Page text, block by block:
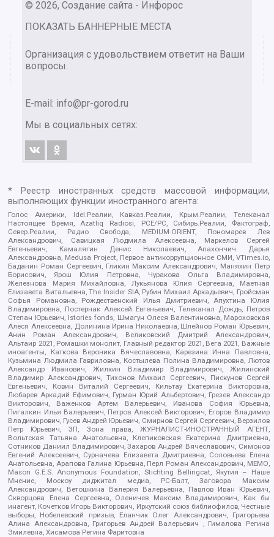
© 2026, Создание сайта - Инфорос
ПОКАЗАТЬ БАННЕРНЫЕ МЕСТА
Организация с удовольствием ответит на Ваши
вопросы.
E-mail: info@pr-gorod.ru
Мы в социальных сетях:
* Реестр иностранных средств массовой информации,
выполняющих функции иностранного агента:
Голос Америки, Idel.Реалии, Кавказ.Реалии, Крым.Реалии, Телеканал
Настоящее Время, Azatliq Radiosi, PCE/PC, Сибирь.Реалии, Фактограф,
Север.Реалии, Радио Свобода, MEDIUM-ORIENT, Пономарев Лев
Александрович, Савицкая Людмила Алексеевна, Маркелов Сергей
Евгеньевич, Камалягин Денис Николаевич, Апахончич Дарья
Александровна, Medusa Project, Первое антикоррупционное СМИ, VTimes.io,
Баданин Роман Сергеевич, Гликин Максим Александрович, Маняхин Петр
Борисович, Ярош Юлия Петровна, Чуракова Ольга Владимировна,
Железнова Мария Михайловна, Лукьянова Юлия Сергеевна, Маетная
Елизавета Витальевна, The Insider SIA, Рубин Михаил Аркадьевич, Гройсман
Софья Романовна, Рождественский Илья Дмитриевич, Апухтина Юлия
Владимировна, Постернак Алексей Евгеньевич, Телеканал Дождь, Петров
Степан Юрьевич, Istories fonds, Шмагун Олеся Валентиновна, Мароховская
Алеся Алексеевна, Долинина Ирина Николаевна, Шлейнов Роман Юрьевич,
Анин Роман Александрович, Великовский Дмитрий Александрович,
Альтаир 2021, Ромашки монолит, Главный редактор 2021, Вега 2021, Важные
иноагенты, Каткова Вероника Вячеславовна, Карезина Инна Павловна,
Кузьмина Людмила Гавриловна, Костылева Полина Владимировна, Лютов
Александр Иванович, Жилкин Владимир Владимирович, Жилинский
Владимир Александрович, Тихонов Михаил Сергеевич, Пискунов Сергей
Евгеньевич, Ковин Виталий Сергеевич, Кильтау Екатерина Викторовна,
Любарев Аркадий Ефимович, Гурман Юрий Альбертович, Грезев Александр
Викторович, Важенков Артем Валерьевич, Иванова София Юрьевна,
Пигалкин Илья Валерьевич, Петров Алексей Викторович, Егоров Владимир
Владимирович, Гусев Андрей Юрьевич, Смирнов Сергей Сергеевич, Верзилов
Петр Юрьевич, ЗП, Зона права, ЖУРНАЛИСТ-ИНОСТРАННЫЙ АГЕНТ,
Вольтская Татьяна Анатольевна, Клепиковская Екатерина Дмитриевна,
Сотников Даниил Владимирович, Захаров Андрей Вячеславович, Симонов
Евгений Алексеевич, Сурначева Елизавета Дмитриевна, Соловьева Елена
Анатольевна, Арапова Галина Юрьевна, Перл Роман Александрович, МЕМО,
Mason G.E.S. Anonymous Foundation, Stichting Bellingcat, Якутия – Наше
Мнение, Москоу диджитал медиа, РС-Балт, Заговора Максим
Александрович, Ветошкина Валерия Валерьевна, Павлов Иван Юрьевич,
Скворцова Елена Сергеевна, Оленичев Максим Владимирович, Как бы
инагент, Кочетков Игорь Викторович, Иркутский союз библиофилов, Честные
выборы, Нобелевский призыв, Еланчик Олег Александрович, Григорьева
Алина Александровна, Григорьев Андрей Валерьевич , Гималова Регина
Эмилевна, Хисамова Регина Фаритовна